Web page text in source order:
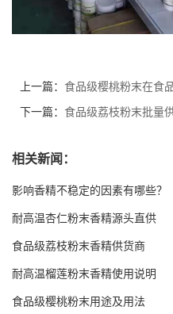
上一篇： 食品级樱桃粉末在食
下一篇： 食品级荔枝粉末批量
相关新闻：
影响香精不稳定的因素有哪些？
耐高温杏仁粉末香精源头直供
食品级荔枝粉末香精供货商
耐高温榴莲粉末香精使用说明
食品级樱桃粉末用途及用法